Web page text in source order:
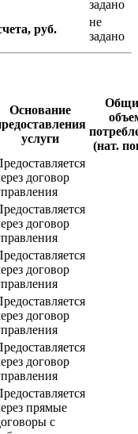
задано
руб.
не
задано
Основание
услуги
(нат.
договор
договор
договор
договор
договор
прямые
с